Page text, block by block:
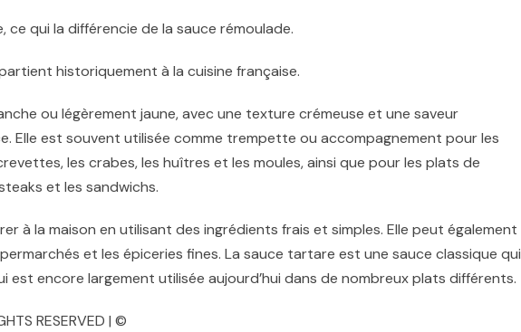
ce qui la différencie de la sauce rémoulade.
historiquement à la cuisine française.
ou légèrement jaune, avec une texture crémeuse et une saveur
Elle est souvent utilisée comme trempette ou accompagnement pour les
les crabes, les huîtres et les moules, ainsi que pour les plats de
et les sandwichs.
à la maison en utilisant des ingrédients frais et simples. Elle peut également
et les épiceries fines. La sauce tartare est une sauce classique qui
est encore largement utilisée aujourd’hui dans de nombreux plats différents.
RESERVED | ©